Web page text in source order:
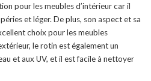
pour les meubles d’intérieur car il
et léger. De plus, son aspect et sa
choix pour les meubles
le rotin est également un
et aux UV, et il est facile à nettoyer